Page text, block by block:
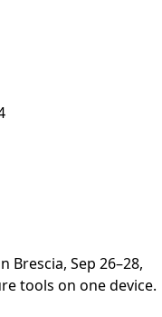
Brescia, Sep 26–28,
tools on one device.